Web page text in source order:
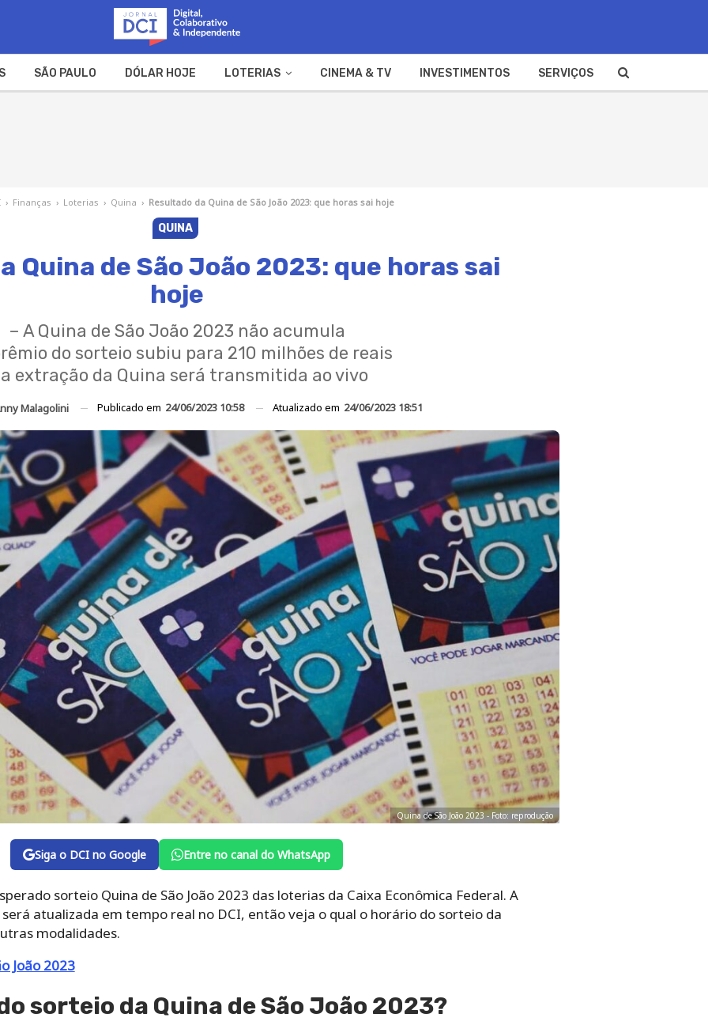
SÃO PAULO DÓLAR HOJE LOTERIAS CINEMA & TV INVESTIMENTOS SERVIÇOS
› Finanças › Loterias › Quina › Resultado da Quina de São João 2023: que horas sai hoje
QUINA
Quina de São João 2023: que horas sai
hoje
– A Quina de São João 2023 não acumula
do sorteio subiu para 210 milhões de reais
extração da Quina será transmitida ao vivo
Malagolini Publicado em 24/06/2023 10:58 Atualizado em 24/06/2023 18:51
Quina de São João 2023 - Foto: reprodução
Siga o DCI no Google Entre no canal do WhatsApp
sorteio Quina de São João 2023 das loterias da Caixa Econômica Federal. A
atualizada em tempo real no DCI, então veja o qual o horário do sorteio da
modalidades.
João 2023
sorteio da Quina de São João 2023?